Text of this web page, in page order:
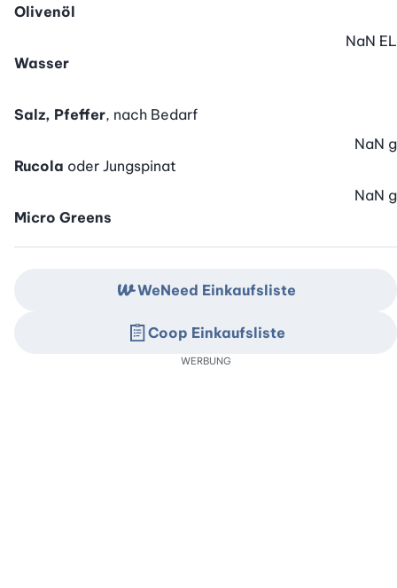
Olivenöl
Wasser
NaN EL
Salz, Pfeffer, nach Bedarf
Rucola oder Jungspinat
NaN g
Micro Greens
NaN g
WeNeed Einkaufsliste
Coop Einkaufsliste
WERBUNG